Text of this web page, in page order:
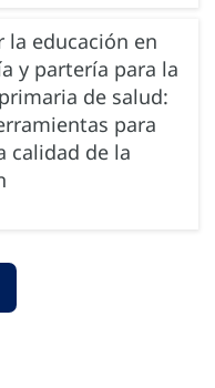
la educación en
y partería para la
de salud:
para
calidad de la